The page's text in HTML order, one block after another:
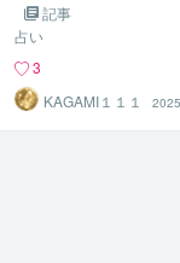
記事
占い
3
KAGAMI１１１